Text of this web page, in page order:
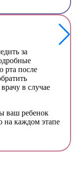
за
рта после
в случае
ваш ребенок
на каждом этапе